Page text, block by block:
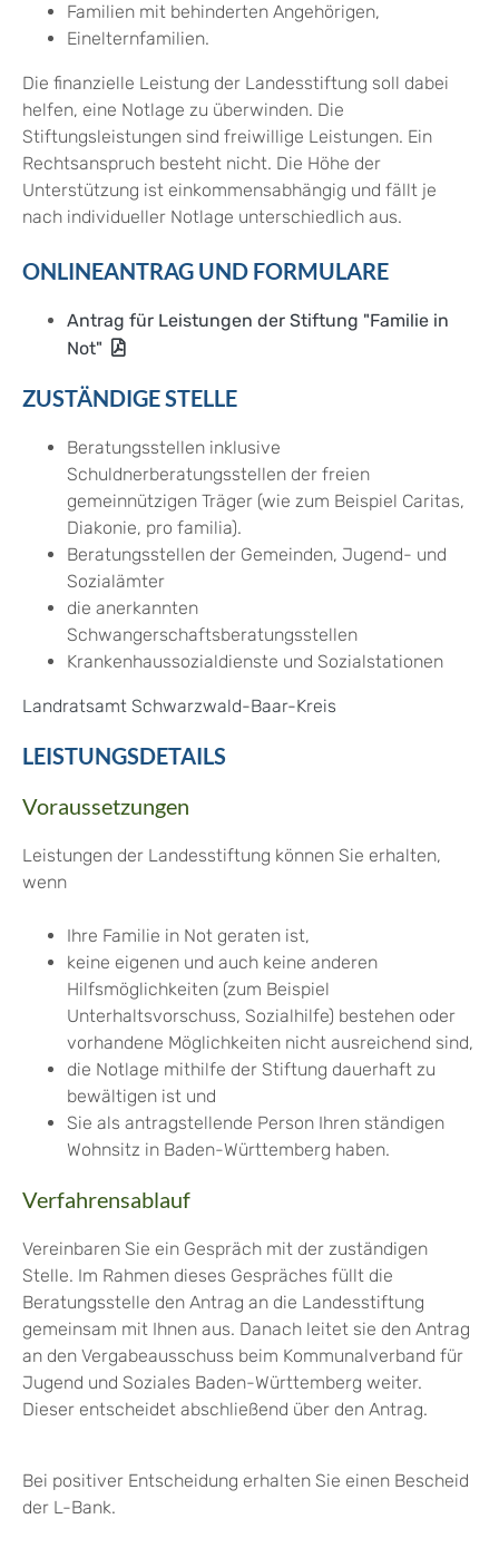
Familien mit behinderten Angehörigen,
Einelternfamilien.
Die finanzielle Leistung der Landesstiftung soll dabei
helfen, eine Notlage zu überwinden. Die
Stiftungsleistungen sind freiwillige Leistungen. Ein
Rechtsanspruch besteht nicht. Die Höhe der
Unterstützung ist einkommensabhängig und fällt je
nach individueller Notlage unterschiedlich aus.
ONLINEANTRAG UND FORMULARE
Antrag für Leistungen der Stiftung "Familie in
Not"
ZUSTÄNDIGE STELLE
Beratungsstellen inklusive
Schuldnerberatungsstellen der freien
gemeinnützigen Träger (wie zum Beispiel Caritas,
Diakonie, pro familia).
Beratungsstellen der Gemeinden, Jugend- und
Sozialämter
die anerkannten
Schwangerschaftsberatungsstellen
Krankenhaussozialdienste und Sozialstationen
Landratsamt Schwarzwald-Baar-Kreis
LEISTUNGSDETAILS
Voraussetzungen
Leistungen der Landesstiftung können Sie erhalten,
wenn
Ihre Familie in Not geraten ist,
keine eigenen und auch keine anderen
Hilfsmöglichkeiten (zum Beispiel
Unterhaltsvorschuss, Sozialhilfe) bestehen oder
vorhandene Möglichkeiten nicht ausreichend sind,
die Notlage mithilfe der Stiftung dauerhaft zu
bewältigen ist und
Sie als antragstellende Person Ihren ständigen
Wohnsitz in Baden-Württemberg haben.
Verfahrensablauf
Vereinbaren Sie ein Gespräch mit der zuständigen
Stelle. Im Rahmen dieses Gespräches füllt die
Beratungsstelle den Antrag an die Landesstiftung
gemeinsam mit Ihnen aus. Danach leitet sie den Antrag
an den Vergabeausschuss beim Kommunalverband für
Jugend und Soziales Baden-Württemberg weiter.
Dieser entscheidet abschließend über den Antrag.
Bei positiver Entscheidung erhalten Sie einen Bescheid
der L-Bank.